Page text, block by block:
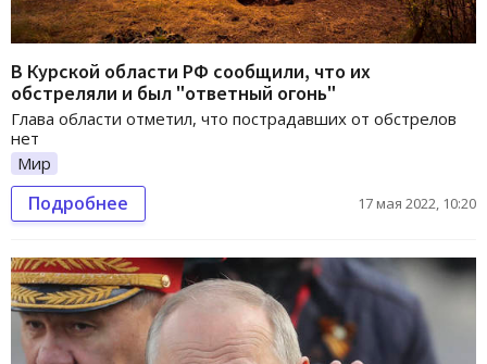
В Курской области РФ сообщили, что их
обстреляли и был "ответный огонь"
Глава области отметил, что пострадавших от обстрелов
нет
Мир
Подробнее 17 мая 2022, 10:20